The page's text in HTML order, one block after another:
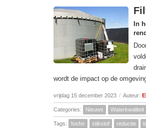
In
wordt de impact op de
vrijdag 15 december 2023 / Auteur:
Categories: Nieuws Waterkwaliteit
Tags: fosfor stikstof reductie